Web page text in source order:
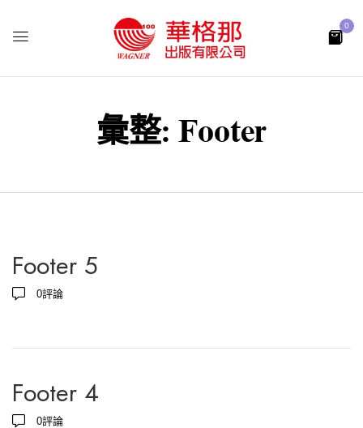
0
彙整: Footer
Footer 5
0評論
Footer 4
0評論